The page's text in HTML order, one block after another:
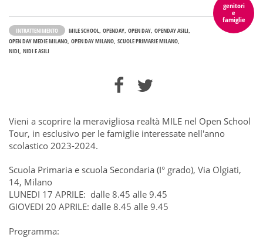
genitori
e
famiglie
INTRATTENIMENTO MILE SCHOOL OPENDAY OPEN DAY OPENDAY ASILI
OPEN DAY MEDIE MILANO OPEN DAY MILANO SCUOLE PRIMARIE MILANO
NIDI NIDI E ASILI
Vieni a scoprire la meravigliosa realtà MILE nel Open School
Tour, in esclusivo per le famiglie interessate nell'anno
scolastico 2023-2024.
Scuola Primaria e scuola Secondaria (I° grado), Via Olgiati,
14, Milano
LUNEDI 17 APRILE: dalle 8.45 alle 9.45
GIOVEDI 20 APRILE: dalle 8.45 alle 9.45
Programma: